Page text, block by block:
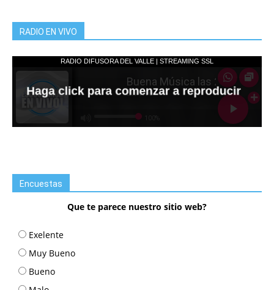
RADIO EN VIVO
Encuestas
Que te parece nuestro sitio web?
Exelente
Muy Bueno
Bueno